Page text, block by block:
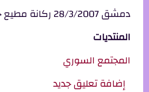
دمشق 28/3/2007 ركانة مطيع حمور
المنتديات
المجتمع السوري
إضافة تعليق جديد